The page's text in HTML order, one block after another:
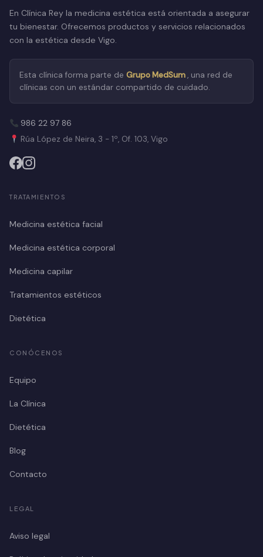
En Clínica Rey la medicina estética está orientada a asegurar
tu bienestar. Ofrecemos productos y servicios relacionados
con la estética desde Vigo.
Esta clínica forma parte de Grupo MedSum, una red de
clínicas con un estándar compartido de cuidado.
986 22 97 86
Rúa López de Neira, 3 - 1º, Of. 103, Vigo
TRATAMIENTOS
Medicina estética facial
Medicina estética corporal
Medicina capilar
Tratamientos estéticos
Dietética
CONÓCENOS
Equipo
La Clínica
Dietética
Blog
Contacto
LEGAL
Aviso legal